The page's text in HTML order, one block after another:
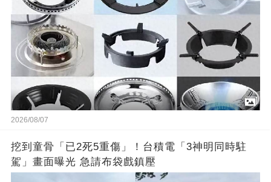
2026/08/07
挖到童骨「已2死5重傷」！台積電「3神明同時駐
駕」畫面曝光 急請布袋戲鎮壓